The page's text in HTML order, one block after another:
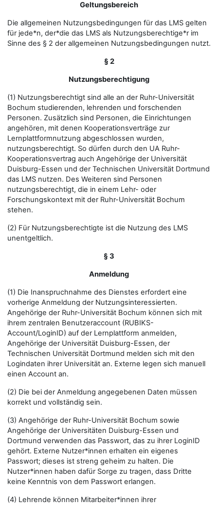
Geltungsbereich
Die allgemeinen Nutzungsbedingungen für das LMS gelten
für jede*n, der*die das LMS als Nutzungsberechtige*r im
Sinne des § 2 der allgemeinen Nutzungsbedingungen nutzt.
§ 2
Nutzungsberechtigung
(1) Nutzungsberechtigt sind alle an der Ruhr-Universität
Bochum studierenden, lehrenden und forschenden
Personen. Zusätzlich sind Personen, die Einrichtungen
angehören, mit denen Kooperationsverträge zur
Lernplattformnutzung abgeschlossen wurden,
nutzungsberechtigt. So dürfen durch den UA Ruhr-
Kooperationsvertrag auch Angehörige der Universität
Duisburg-Essen und der Technischen Universität Dortmund
das LMS nutzen. Des Weiteren sind Personen
nutzungsberechtigt, die in einem Lehr- oder
Forschungskontext mit der Ruhr-Universität Bochum
stehen.
(2) Für Nutzungsberechtigte ist die Nutzung des LMS
unentgeltlich.
§ 3
Anmeldung
(1) Die Inanspruchnahme des Dienstes erfordert eine
vorherige Anmeldung der Nutzungsinteressierten.
Angehörige der Ruhr-Universität Bochum können sich mit
ihrem zentralen Benutzeraccount (RUBIKS-
Account/LoginID) auf der Lernplattform anmelden,
Angehörige der Universität Duisburg-Essen, der
Technischen Universität Dortmund melden sich mit den
Logindaten ihrer Universität an. Externe legen sich manuell
einen Account an.
(2) Die bei der Anmeldung angegebenen Daten müssen
korrekt und vollständig sein.
(3) Angehörige der Ruhr-Universität Bochum sowie
Angehörige der Universitäten Duisburg-Essen und
Dortmund verwenden das Passwort, das zu ihrer LoginID
gehört. Externe Nutzer*innen erhalten ein eigenes
Passwort; dieses ist streng geheim zu halten. Die
Nutzer*innen haben dafür Sorge zu tragen, dass Dritte
keine Kenntnis von dem Passwort erlangen.
(4) Lehrende können Mitarbeiter*innen ihrer